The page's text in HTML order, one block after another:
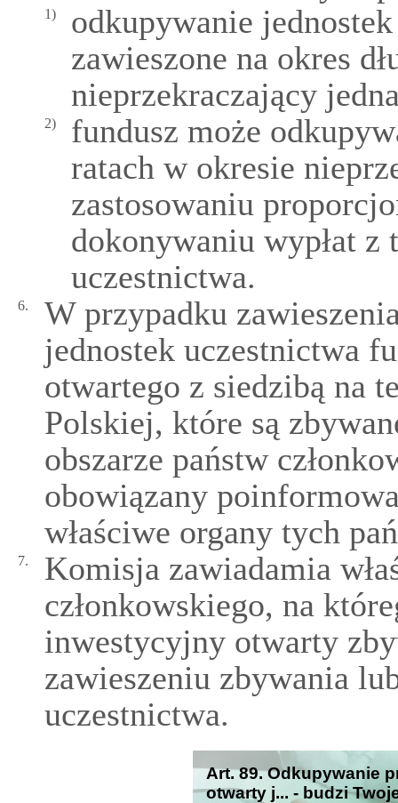
1)
odkupywanie
zawieszone na okres
nieprzekraczający
2)
fundusz może
ratach w okresie
zastosowaniu
dokonywaniu wypłat z
uczestnictwa.
6.
W przypadku
jednostek uczestnictwa
otwartego z siedzibą na
Polskiej, które są
obszarze państw
obowiązany
właściwe organy tych
7.
Komisja zawiadamia
członkowskiego, na
inwestycyjny otwarty
zawieszeniu zbywania
uczestnictwa.
Art. 89. Odkupywanie
otwarty j... - budzi